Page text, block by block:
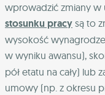
wprowadzić zmiany
stosunku pracy są to
wysokość
w wyniku awansu),
pół etatu na cały) lub
umowy (np. z okresu